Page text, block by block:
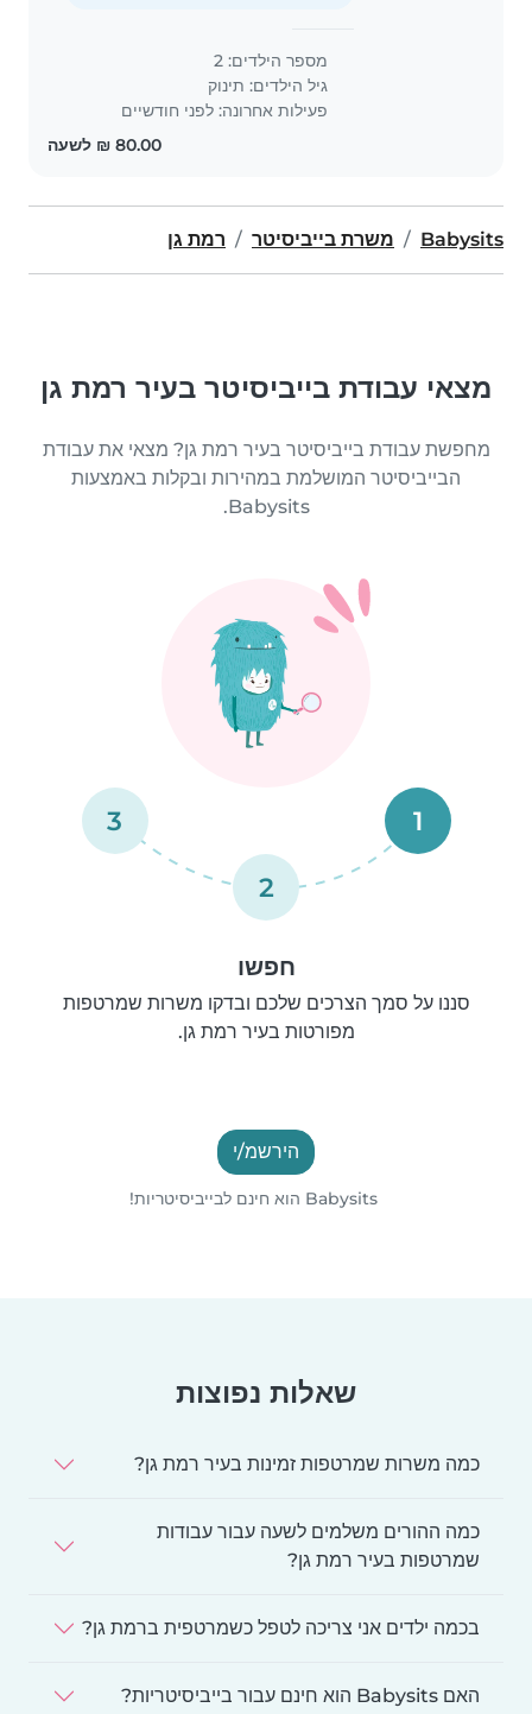
מספר הילדים: 2
גיל הילדים: תינוק
פעילות אחרונה: לפני חודשיים
Babysits משרת בייביסיטר רמת גן
מצאי עבודת בייביסיטר בעיר רמת גן
מחפשת עבודת בייביסיטר בעיר רמת גן? מצאי את עבודת
הבייביסיטר המושלמת במהירות ובקלות באמצעות
Babysits.
1
2
3
חפשו
סננו על סמך הצרכים שלכם ובדקו משרות שמרטפות
מפורטות בעיר רמת גן.
הירשמ/י
Babysits הוא חינם לבייביסיטריות!
שאלות נפוצות
כמה משרות שמרטפות זמינות בעיר רמת גן?
כמה ההורים משלמים לשעה עבור עבודות
שמרטפות בעיר רמת גן?
בכמה ילדים אני צריכה לטפל כשמרטפית ברמת גן?
האם Babysits הוא חינם עבור בייביסיטריות?